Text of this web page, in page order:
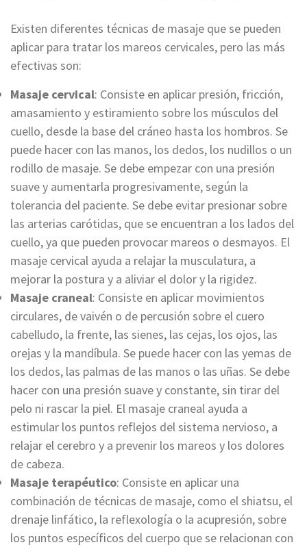
Existen diferentes técnicas de masaje que se pueden
aplicar para tratar los mareos cervicales, pero las más
efectivas son:
Masaje cervical: Consiste en aplicar presión, fricción,
amasamiento y estiramiento sobre los músculos del
cuello, desde la base del cráneo hasta los hombros. Se
puede hacer con las manos, los dedos, los nudillos o un
rodillo de masaje. Se debe empezar con una presión
suave y aumentarla progresivamente, según la
tolerancia del paciente. Se debe evitar presionar sobre
las arterias carótidas, que se encuentran a los lados del
cuello, ya que pueden provocar mareos o desmayos. El
masaje cervical ayuda a relajar la musculatura, a
mejorar la postura y a aliviar el dolor y la rigidez.
Masaje craneal: Consiste en aplicar movimientos
circulares, de vaivén o de percusión sobre el cuero
cabelludo, la frente, las sienes, las cejas, los ojos, las
orejas y la mandíbula. Se puede hacer con las yemas de
los dedos, las palmas de las manos o las uñas. Se debe
hacer con una presión suave y constante, sin tirar del
pelo ni rascar la piel. El masaje craneal ayuda a
estimular los puntos reflejos del sistema nervioso, a
relajar el cerebro y a prevenir los mareos y los dolores
de cabeza.
Masaje terapéutico: Consiste en aplicar una
combinación de técnicas de masaje, como el shiatsu, el
drenaje linfático, la reflexología o la acupresión, sobre
los puntos específicos del cuerpo que se relacionan con